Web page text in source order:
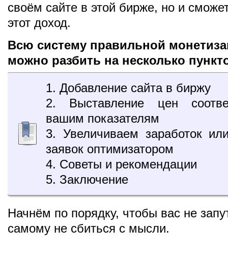
своём сайте в этой бирже, но и
этот доход.
Всю систему правильной
можно разбить на несколько
1. Добавление сайта в биржу
2. Выставление цен
вашим показателям
3. Увеличиваем заработок
заявок оптимизатором
4. Советы и рекомендации
5. Заключение
Начнём по порядку, чтобы вас не
самому не сбиться с мысли.